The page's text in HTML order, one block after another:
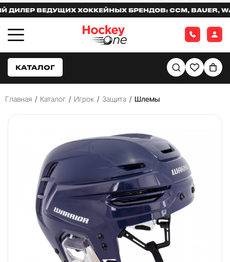
ВЕДУЩИХ ХОККЕЙНЫХ БРЕНДОВ: CCM, BAUER,
КАТАЛОГ
Главная / Каталог / Игрок / Защита / Шлемы